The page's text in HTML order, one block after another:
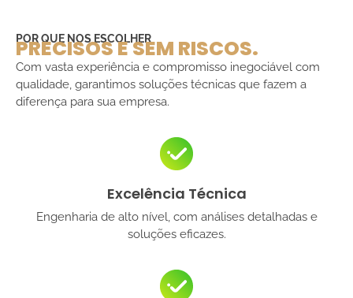
POR QUE NOS ESCOLHER
PRECISOS E SEM RISCOS.
Com vasta experiência e compromisso inegociável com
qualidade, garantimos soluções técnicas que fazem a
diferença para sua empresa.
Excelência Técnica
Engenharia de alto nível, com análises detalhadas e
soluções eficazes.